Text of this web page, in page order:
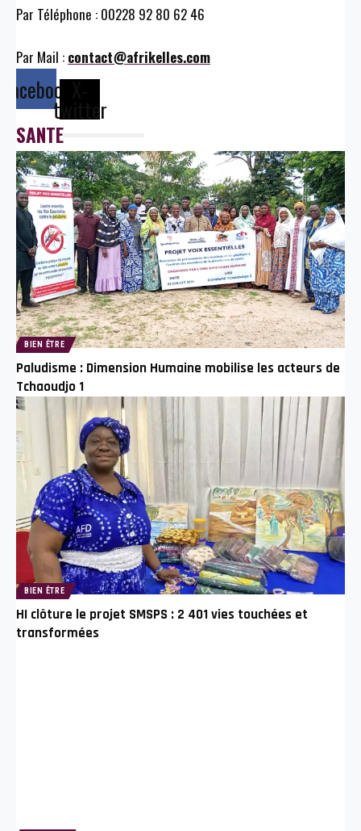
Par Téléphone : 00228 92 80 62 46
Par Mail : contact@afrikelles.com
FacebookX-
twitter
SANTE
BIEN ÊTRE
Paludisme : Dimension Humaine mobilise les acteurs de
Tchaoudjo 1
BIEN ÊTRE
HI clôture le projet SMSPS : 2 401 vies touchées et
transformées